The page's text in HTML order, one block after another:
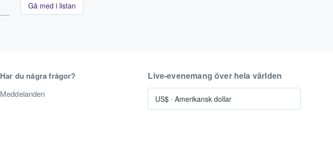
Gå med i listan
Har du några frågor?
Meddelanden
Live-evenemang över hela världen
US$ ·Amerikansk dollar